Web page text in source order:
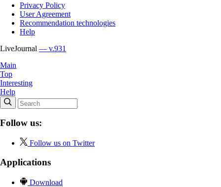
Privacy Policy
User Agreement
Recommendation technologies
Help
LiveJournal — v.931
Main
Top
Interesting
Help
Follow us:
Follow us on Twitter
Applications
Download